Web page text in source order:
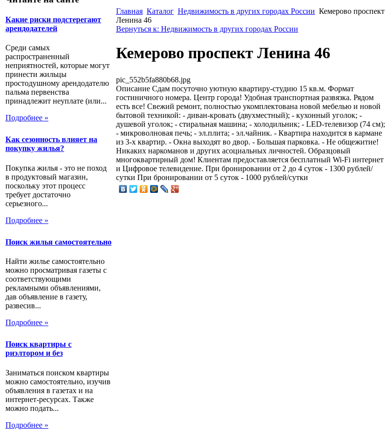
Какие риски подстерегают
арендодателей
Среди самых
распространенный
неприятностей, которые могут
принести жильцы
простодушному арендодателю
пальма первенства
принадлежит неуплате (или...
Подробнее »
Как сезонность влияет на
покупку жилья?
Покупка жилья - это не поход
в продуктовый магазин,
поскольку этот процесс
требует достаточно
серьезного...
Подробнее »
Поиск жилья самостоятельно
Найти жилье самостоятельно
можно просматривая газеты с
соответствующими
рекламными объявлениями,
дав объявление в газету,
развесив...
Подробнее »
Поиск квартиры с
риэлтором и без
Заниматься поиском квартиры
можно самостоятельно, изучив
объявления в газетах и на
интернет-ресурсах. Также
можно подать...
Подробнее »
Главная Каталог Недвижимость в других городах России Кемерово проспект
Ленина 46
Вернуться к: Недвижимость в других городах России
Кемерово проспект Ленина 46
pic_552b5fa880b68.jpg
Описание Сдам посуточно уютную квартиру-студию 15 кв.м. Формат
гостиничного номера. Центр города! Удобная транспортная развязка. Рядом
есть все! Свежий ремонт, полностью укомплектована новой мебелью и новой
бытовой техникой: - диван-кровать (двухместный); - кухонный уголок; -
душевой уголок; - стиральная машина; - холодильник; - LED-телевизор (74 см);
- микроволновая печь; - эл.плита; - эл.чайник. - Квартира находится в кармане
из 3-х квартир. - Окна выходят во двор. - Большая парковка. - Не общежитие!
Никаких наркоманов и других асоциальных личностей. Образцовый
многоквартирный дом! Клиентам предоставляется бесплатный Wi-Fi интернет
и Цифровое телевидение. При бронировании от 2 до 4 суток - 1300 рублей/
сутки При бронировании от 5 суток - 1000 рублей/сутки